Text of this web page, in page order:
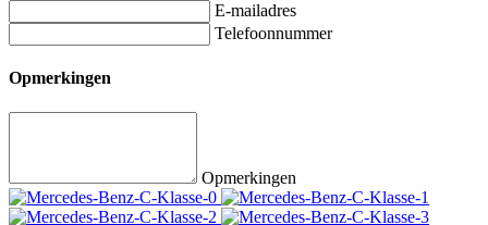
E-mailadres
Telefoonnummer
Opmerkingen
Opmerkingen